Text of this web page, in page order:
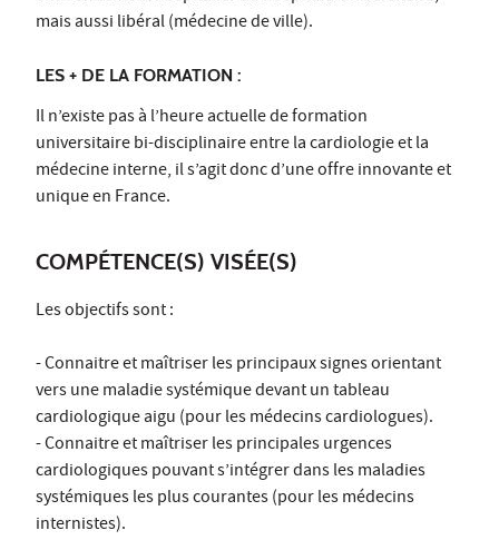
mais aussi libéral (médecine de ville).
LES + DE LA FORMATION :
Il n’existe pas à l’heure actuelle de formation
universitaire bi-disciplinaire entre la cardiologie et la
médecine interne, il s’agit donc d’une offre innovante et
unique en France.
COMPÉTENCE(S) VISÉE(S)
Les objectifs sont :
- Connaitre et maîtriser les principaux signes orientant
vers une maladie systémique devant un tableau
cardiologique aigu (pour les médecins cardiologues).
- Connaitre et maîtriser les principales urgences
cardiologiques pouvant s’intégrer dans les maladies
systémiques les plus courantes (pour les médecins
internistes).